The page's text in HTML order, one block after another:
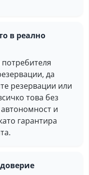
в реално
да
резервации или
това без
и
гарантира